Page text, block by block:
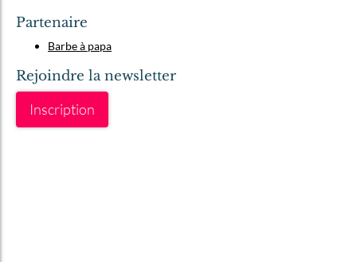
Partenaire
Barbe à papa
Rejoindre la newsletter
Inscription